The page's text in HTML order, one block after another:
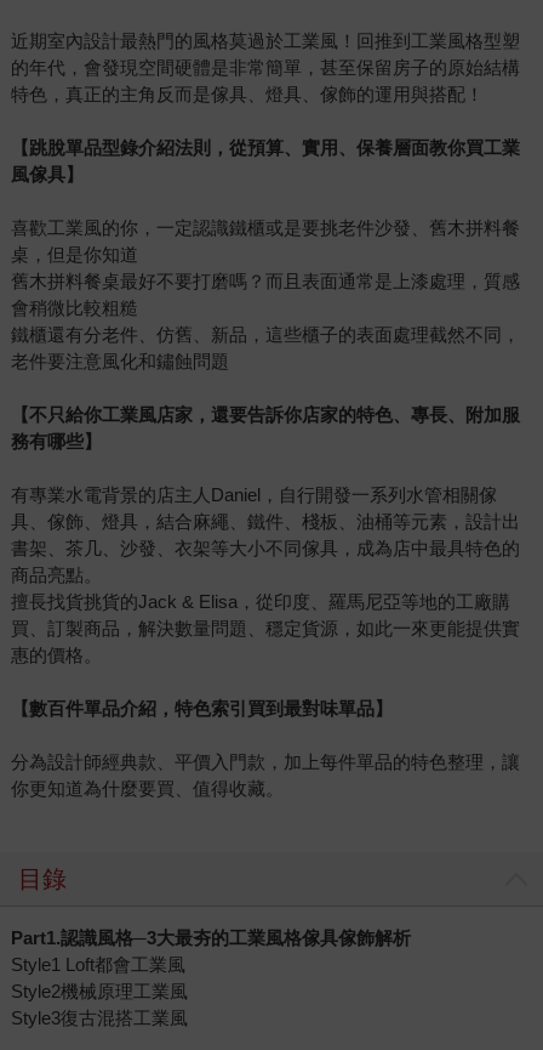
近期室內設計最熱門的風格莫過於工業風！回推到工業風格型塑
的年代，會發現空間硬體是非常簡單，甚至保留房子的原始結構
特色，真正的主角反而是傢具、燈具、傢飾的運用與搭配！
【跳脫單品型錄介紹法則，從預算、實用、保養層面教你買工業
風傢具】
喜歡工業風的你，一定認識鐵櫃或是要挑老件沙發、舊木拼料餐
桌，但是你知道
舊木拼料餐桌最好不要打磨嗎？而且表面通常是上漆處理，質感
會稍微比較粗糙
鐵櫃還有分老件、仿舊、新品，這些櫃子的表面處理截然不同，
老件要注意風化和鏽蝕問題
【不只給你工業風店家，還要告訴你店家的特色、專長、附加服
務有哪些】
有專業水電背景的店主人Daniel，自行開發一系列水管相關傢
具、傢飾、燈具，結合麻繩、鐵件、棧板、油桶等元素，設計出
書架、茶几、沙發、衣架等大小不同傢具，成為店中最具特色的
商品亮點。
擅長找貨挑貨的Jack & Elisa，從印度、羅馬尼亞等地的工廠購
買、訂製商品，解決數量問題、穩定貨源，如此一來更能提供實
惠的價格。
【數百件單品介紹，特色索引買到最對味單品】
分為設計師經典款、平價入門款，加上每件單品的特色整理，讓
你更知道為什麼要買、值得收藏。
目錄
Part1.認識風格─3大最夯的工業風格傢具傢飾解析
Style1 Loft都會工業風
Style2機械原理工業風
Style3復古混搭工業風